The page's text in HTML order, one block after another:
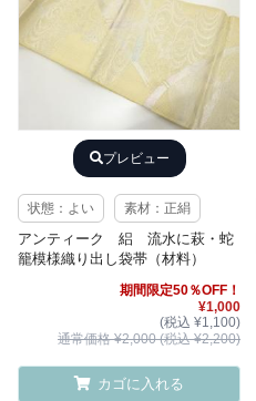
プレビュー
状態：よい 素材：正絹
アンティーク 絽 流水に萩・蛇
籠模様織り出し袋帯（材料）
期間限定50％OFF！
¥1,000
(税込 ¥1,100)
通常価格 ¥2,000 (税込 ¥2,200)
カゴに入れる